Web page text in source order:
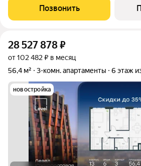
комплексе комфорт-класса Левел
Level Group/Левел групп).
Позвонить
28 527 878₽
от 102 482 ₽ в месяц
56,4 м²
3-комн. апартаменты 6 этаж
новостройка